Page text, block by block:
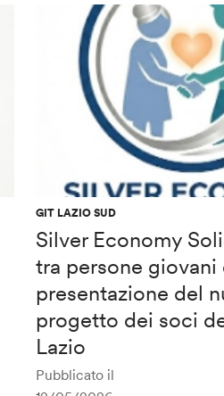
GIT LAZIO SUD
Silver Economy
tra persone giovani
presentazione del
progetto dei soci
Lazio
Pubblicato il